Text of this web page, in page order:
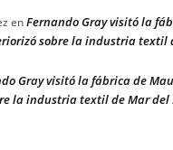
enFernando Gray visitó la
sobre la industria textil
Gray visitó la fábrica de
la industria textil de Mar del